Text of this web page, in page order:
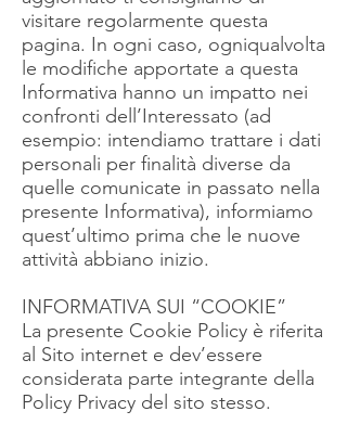
visitare regolarmente questa
pagina. In ogni caso, ogniqualvolta
le modifiche apportate a questa
Informativa hanno un impatto nei
confronti dell’Interessato (ad
esempio: intendiamo trattare i dati
personali per finalità diverse da
quelle comunicate in passato nella
presente Informativa), informiamo
quest’ultimo prima che le nuove
attività abbiano inizio.
INFORMATIVA SUI “COOKIE”
La presente Cookie Policy è riferita
al Sito internet e dev’essere
considerata parte integrante della
Policy Privacy del sito stesso.